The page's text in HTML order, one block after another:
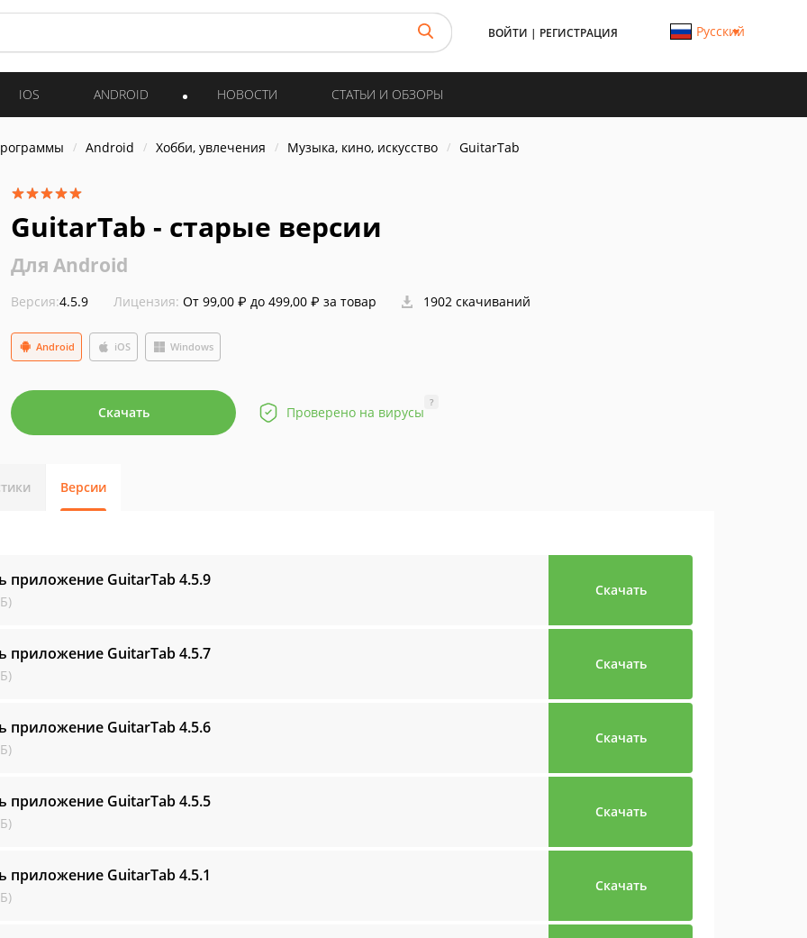
ВОЙТИ | РЕГИСТРАЦИЯ Русский
IOS ANDROID НОВОСТИ СТАТЬИ И ОБЗОРЫ
Android Хобби, увлечения Музыка, кино, искусство GuitarTab
GuitarTab - старые версии
Для Android
Версия:4.5.9 Лицензия: От 99,00 ₽ до 499,00 ₽ за товар 1902 скачиваний
Android iOS Windows
Скачать Проверено на вирусы
?
Версии
приложение GuitarTab4.5.9
Скачать
приложение GuitarTab4.5.7
Скачать
приложение GuitarTab4.5.6
Скачать
приложение GuitarTab4.5.5
Скачать
приложение GuitarTab4.5.1
Скачать